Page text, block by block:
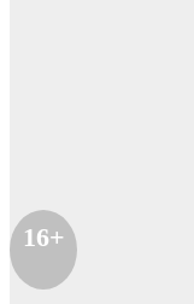
16+